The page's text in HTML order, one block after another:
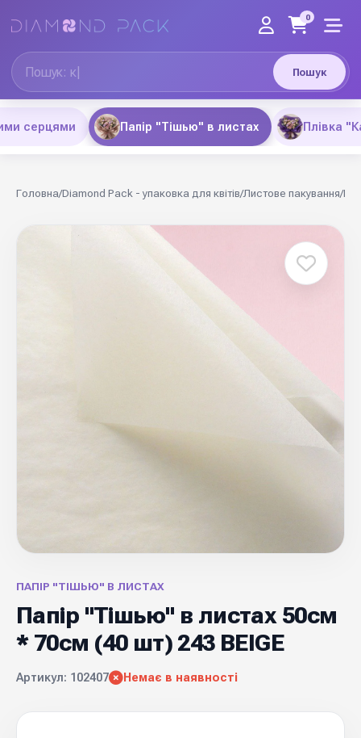
Пошук
0
серцями Папір "Тішью" в листах Плівка
Головна/Diamond Pack - упаковка для квітів/Листове пакування/
ПАПІР "ТІШЬЮ" В ЛИСТАХ
Папір "Тішью" в листах 50см
* 70см (40 шт) 243 BEIGE
Артикул: 102407 Немає в наявності